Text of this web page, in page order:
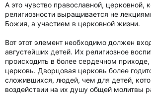
А это чувство православной, церковной,
религиозности выращивается не
Божия, а участием в церковной жизни.
Вот этот элемент необходимо должен
августейших детей. Их религиозное
происходить в более сердечном
церковь. Дворцовая церковь более
сложившихся, людей, чем для детей,
воздействии на их душу общей молитвы